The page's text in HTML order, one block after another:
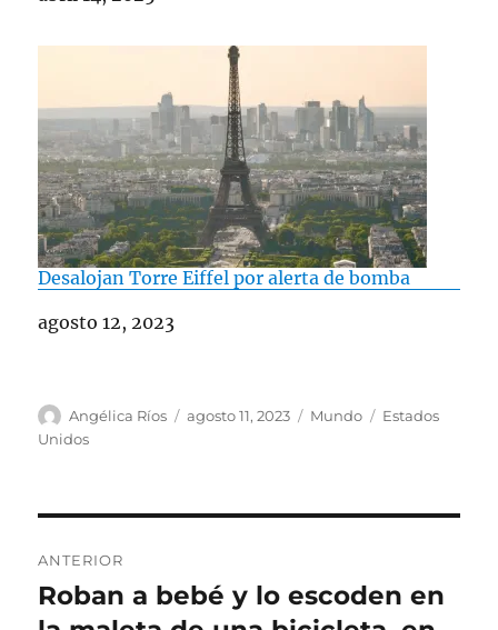
Desalojan Torre Eiffel por alerta de bomba
Fecha
agosto 12, 2023
A
u
Angélica Ríos
P
o
e
agosto 11, 2023
C
a
s
Mundo
E
s
Estados
Unidos
a
ANTERIOR
E
n
Roban a bebé y lo escoden en